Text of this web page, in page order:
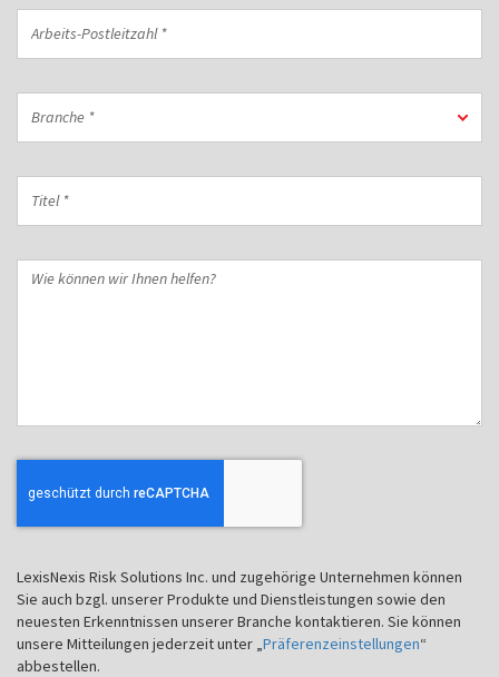
Postleitzahl
Branche *
Wie
LexisNexis Risk Solutions Inc. und zugehörige Unternehmen können
Sie auch bzgl. unserer Produkte und Dienstleistungen sowie den
neuesten Erkenntnissen unserer Branche kontaktieren. Sie können
unsere Mitteilungen jederzeit unter „ Präferenzeinstellungen“
abbestellen.